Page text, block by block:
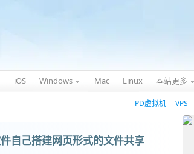
iOS Windows Mac Linux 本站更多
PD虚拟机 VPS
自己搭建网页形式的文件共享